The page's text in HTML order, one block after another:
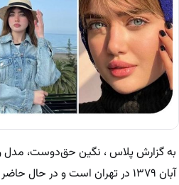
آبان ۱۳۷۹ در تهران است و در حال